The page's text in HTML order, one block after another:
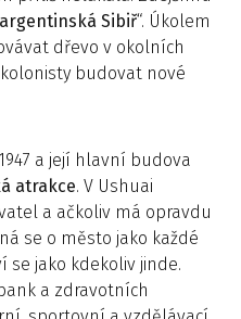
argentinská Sibiř“. Úkolem
dřevo v okolních
budovat nové
a její hlavní budova
atrakce. V Ushuai
a ačkoliv má opravdu
se o město jako každé
se jako kdekoliv jinde.
a zdravotních